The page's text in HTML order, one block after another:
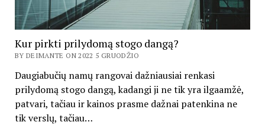
Kur pirkti prilydomą stogo dangą?
BY DEIMANTE ON 2022 5 GRUODŽIO
Daugiabučių namų rangovai dažniausiai renkasi
prilydomą stogo dangą, kadangi ji ne tik yra ilgaamžė,
patvari, tačiau ir kainos prasme dažnai patenkina ne
tik verslų, tačiau…